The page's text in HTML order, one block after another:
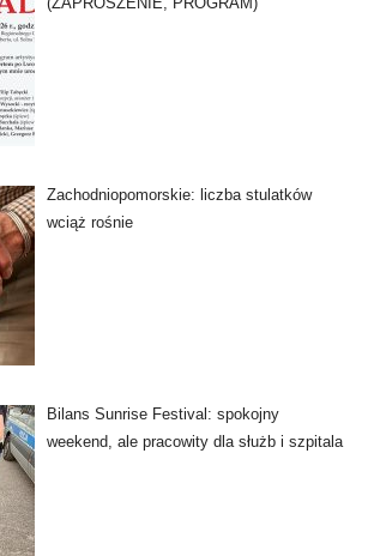
Zachodniopomorskie: liczba stulatków
wciąż rośnie
Bilans Sunrise Festival: spokojny
weekend, ale pracowity dla służb i szpitala